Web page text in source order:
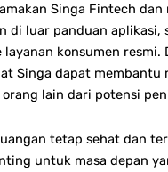
Singa Fintech dan
di luar panduan aplikasi,
layanan konsumen resmi.
Singa dapat membantu
lain dari potensi
tetap sehat dan
untuk masa depan